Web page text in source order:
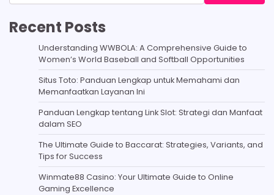
Recent Posts
Understanding WWBOLA: A Comprehensive Guide to
Women’s World Baseball and Softball Opportunities
Situs Toto: Panduan Lengkap untuk Memahami dan
Memanfaatkan Layanan Ini
Panduan Lengkap tentang Link Slot: Strategi dan Manfaat
dalam SEO
The Ultimate Guide to Baccarat: Strategies, Variants, and
Tips for Success
Winmate88 Casino: Your Ultimate Guide to Online
Gaming Excellence